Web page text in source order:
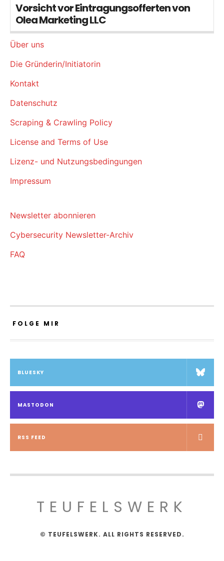
Vorsicht vor Eintragungsofferten von
Olea Marketing LLC
Über uns
Die Gründerin/Initiatorin
Kontakt
Datenschutz
Scraping & Crawling Policy
License and Terms of Use
Lizenz- und Nutzungsbedingungen
Impressum
Newsletter abonnieren
Cybersecurity Newsletter-Archiv
FAQ
FOLGE MIR
BLUESKY
MASTODON
RSS FEED
TEUFELSWERK
© TEUFELSWERK. ALL RIGHTS RESERVED.